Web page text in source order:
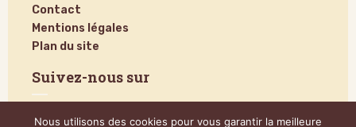
Contact
Mentions légales
Plan du site
Suivez-nous sur
Nous utilisons des cookies pour vous garantir la meilleure